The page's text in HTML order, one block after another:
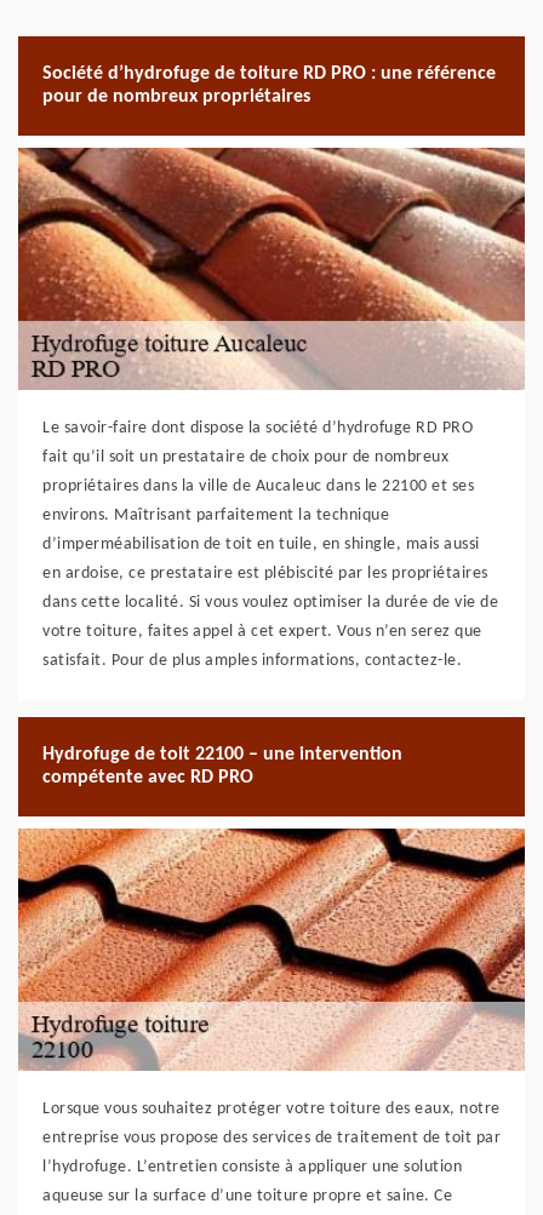
Société d’hydrofuge de toiture RD PRO : une référence
pour de nombreux propriétaires
Le savoir-faire dont dispose la société d’hydrofuge RD PRO
fait qu’il soit un prestataire de choix pour de nombreux
propriétaires dans la ville de Aucaleuc dans le 22100 et ses
environs. Maîtrisant parfaitement la technique
d’imperméabilisation de toit en tuile, en shingle, mais aussi
en ardoise, ce prestataire est plébiscité par les propriétaires
dans cette localité. Si vous voulez optimiser la durée de vie de
votre toiture, faites appel à cet expert. Vous n’en serez que
satisfait. Pour de plus amples informations, contactez-le.
Hydrofuge de toit 22100 – une intervention
compétente avec RD PRO
Lorsque vous souhaitez protéger votre toiture des eaux, notre
entreprise vous propose des services de traitement de toit par
l’hydrofuge. L’entretien consiste à appliquer une solution
aqueuse sur la surface d’une toiture propre et saine. Ce